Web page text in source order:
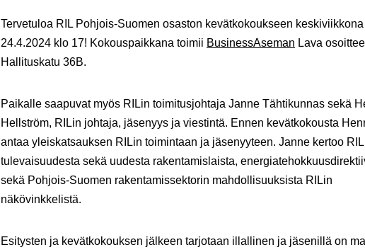
Tervetuloa RIL Pohjois-Suomen osaston kevätkokoukseen keskiviikkona
24.4.2024 klo 17! Kokouspaikkana toimii BusinessAseman Lava
Hallituskatu 36B.
Paikalle saapuvat myös RILin toimitusjohtaja Janne Tähtikunnas sekä
Hellström, RILin johtaja, jäsenyys ja viestintä. Ennen kevätkokousta
antaa yleiskatsauksen RILin toimintaan ja jäsenyyteen. Janne kertoo
tulevaisuudesta sekä uudesta rakentamislaista,
sekä Pohjois-Suomen rakentamissektorin mahdollisuuksista RILin
näkövinkkelistä.
Esitysten ja kevätkokouksen jälkeen tarjotaan illallinen ja jäsenillä on